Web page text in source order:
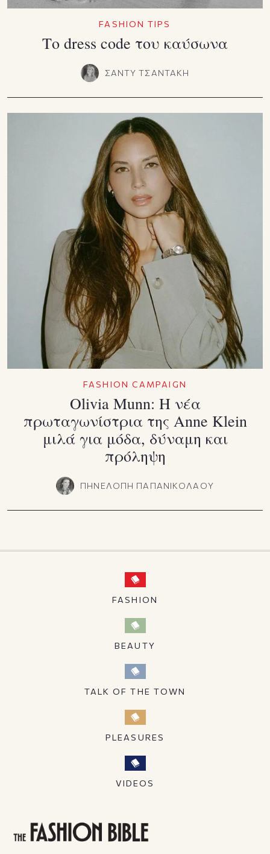
FASHION TIPS
Το dress code του καύσωνα
ΣΑΝΤΥ ΤΣΑΝΤΑΚΗ
FASHION CAMPAIGN
Olivia Munn: Η νέα
πρωταγωνίστρια της Anne Klein
μιλά για μόδα, δύναμη και
πρόληψη
ΠΗΝΕΛΟΠΗ ΠΑΠΑΝΙΚΟΛΑΟΥ
FASHION
BEAUTY
TALK OF THE TOWN
PLEASURES
VIDEOS